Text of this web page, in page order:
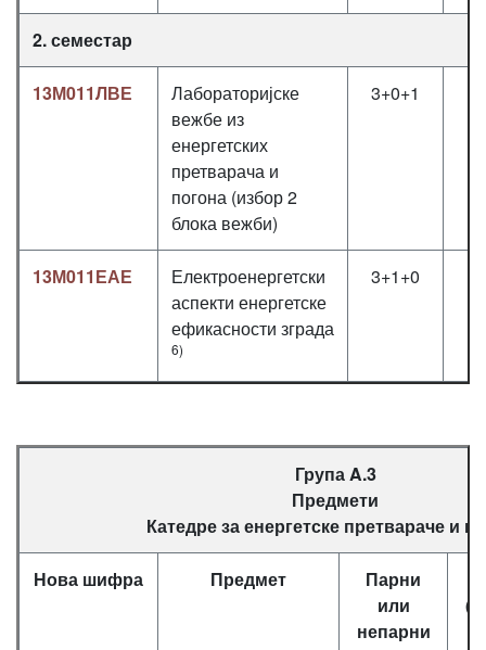
2. семестар
13М011ЛВЕ
Лабораторијске
вежбе из
енергетских
претварача и
погона (избор 2
блока вежби)
3+0+1
13М011ЕАЕ
Електроенергетски
аспекти енергетске
ефикасности зграда
6)
3+1+0
Група A.3
Предмети
Катедре за енергетске претвараче и
Нова шифра Предмет
Парни
или
непарни